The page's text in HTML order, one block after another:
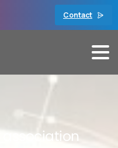
Contact
association